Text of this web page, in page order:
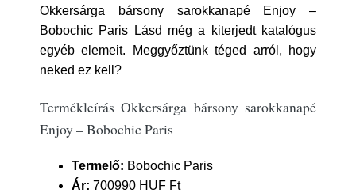
Okkersárga bársony sarokkanapé Enjoy –
Bobochic Paris Lásd még a kiterjedt katalógus
egyéb elemeit. Meggyőztünk téged arról, hogy
neked ez kell?
Termékleírás Okkersárga bársony sarokkanapé
Enjoy – Bobochic Paris
Termelő: Bobochic Paris
Ár: 700990 HUF Ft